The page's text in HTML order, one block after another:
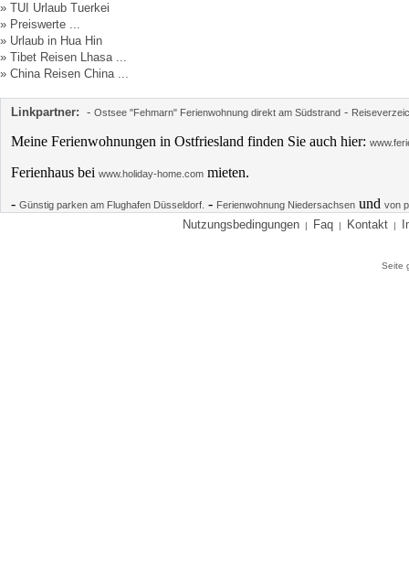
» TUI Urlaub Tuerkei
» Preiswerte ...
» Urlaub in Hua Hin
» Tibet Reisen Lhasa ...
» China Reisen China ...
Linkpartner: - Ostsee "Fehmarn" Ferienwohnung direkt am Südstrand -
Meine Ferienwohnungen in Ostfriesland finden Sie auch hier:
Ferienhaus bei www.holiday-home.com mieten.
- Günstig parken am Flughafen Düsseldorf. - Ferienwohnung Niedersachsen und von
Nutzungsbedingungen | Faq | Kontakt |
Seite